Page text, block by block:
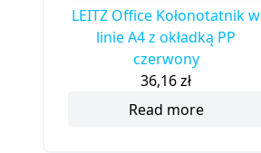
LEITZ Office Kołonotatnik w
linie A4 z okładką PP
czerwony
36,16zł
Read more